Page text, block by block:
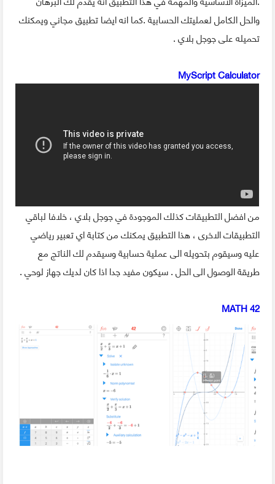
والحل الكامل لعمليتك الحسابية .كما انه ايضا تطبيق مجاني ويمكنك
تحميله على جوجل بلاي .
MyScript Calculator
من افضل التطبيقات كذلك الموجودة في جوجل بلاي ، خلافا لباقي
التطبيقات الاخرى ، هذا التطبيق يمكنك من كتابة اي تعبير رياضي
عليه وسيقوم بتحويله الى عملية حسابية وسيقدم لك الناتج مع
طريقة الوصول الى الحل . سيكون مفيد جدا اذا كان لديك جهاز لوحي .
MATH 42